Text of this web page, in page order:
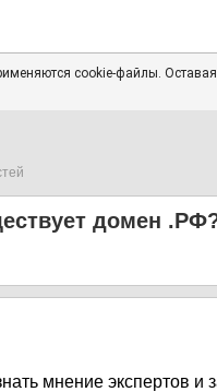
cookie-файлы.
домен
мнение экспертов